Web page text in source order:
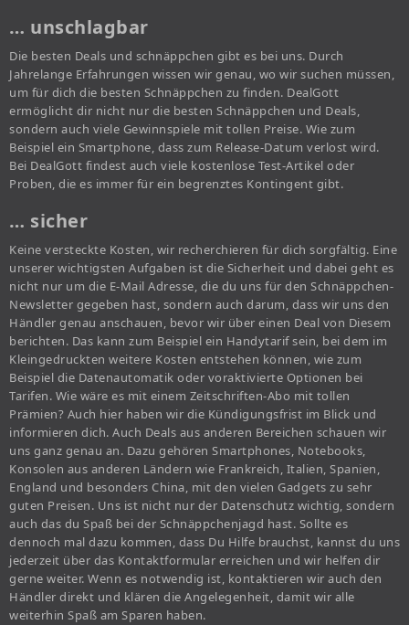
… unschlagbar
Die besten Deals und schnäppchen gibt es bei uns. Durch
Jahrelange Erfahrungen wissen wir genau, wo wir suchen müssen,
um für dich die besten Schnäppchen zu finden. DealGott
ermöglicht dir nicht nur die besten Schnäppchen und Deals,
sondern auch viele Gewinnspiele mit tollen Preise. Wie zum
Beispiel ein Smartphone, dass zum Release-Datum verlost wird.
Bei DealGott findest auch viele kostenlose Test-Artikel oder
Proben, die es immer für ein begrenztes Kontingent gibt.
… sicher
Keine versteckte Kosten, wir recherchieren für dich sorgfältig. Eine
unserer wichtigsten Aufgaben ist die Sicherheit und dabei geht es
nicht nur um die E-Mail Adresse, die du uns für den Schnäppchen-
Newsletter gegeben hast, sondern auch darum, dass wir uns den
Händler genau anschauen, bevor wir über einen Deal von Diesem
berichten. Das kann zum Beispiel ein Handytarif sein, bei dem im
Kleingedruckten weitere Kosten entstehen können, wie zum
Beispiel die Datenautomatik oder voraktivierte Optionen bei
Tarifen. Wie wäre es mit einem Zeitschriften-Abo mit tollen
Prämien? Auch hier haben wir die Kündigungsfrist im Blick und
informieren dich. Auch Deals aus anderen Bereichen schauen wir
uns ganz genau an. Dazu gehören Smartphones, Notebooks,
Konsolen aus anderen Ländern wie Frankreich, Italien, Spanien,
England und besonders China, mit den vielen Gadgets zu sehr
guten Preisen. Uns ist nicht nur der Datenschutz wichtig, sondern
auch das du Spaß bei der Schnäppchenjagd hast. Sollte es
dennoch mal dazu kommen, dass Du Hilfe brauchst, kannst du uns
jederzeit über das Kontaktformular erreichen und wir helfen dir
gerne weiter. Wenn es notwendig ist, kontaktieren wir auch den
Händler direkt und klären die Angelegenheit, damit wir alle
weiterhin Spaß am Sparen haben.